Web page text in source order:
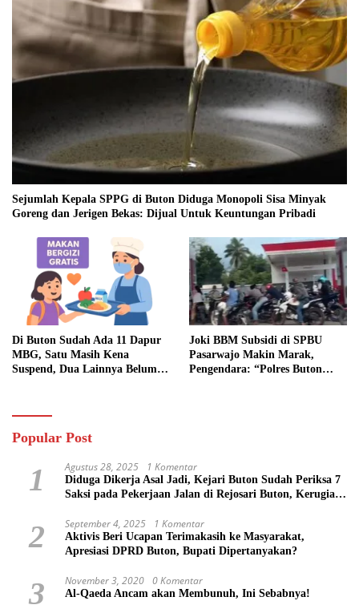
Sejumlah Kepala SPPG di Buton Diduga Monopoli Sisa Minyak
Goreng dan Jerigen Bekas: Dijual Untuk Keuntungan Pribadi
Di Buton Sudah Ada 11 Dapur
MBG, Satu Masih Kena
Suspend, Dua Lainnya Belum
Joki BBM Subsidi di SPBU
Pasarwajo Makin Marak,
Pengendara: “Polres Buton
Popular Post
1 Agustus 28, 2025 1 Komentar
Diduga Dikerja Asal Jadi, Kejari Buton Sudah Periksa 7
Saksi pada Pekerjaan Jalan di Rejosari Buton, Kerugian
2 September 4, 2025 1 Komentar
Aktivis Beri Ucapan Terimakasih ke Masyarakat,
Apresiasi DPRD Buton, Bupati Dipertanyakan?
3 November 3, 2020 0 Komentar
Al-Qaeda Ancam akan Membunuh, Ini Sebabnya!